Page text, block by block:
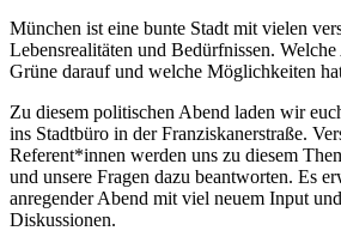
München ist eine bunte Stadt mit vielen
Lebensrealitäten und Bedürfnissen.
Grüne darauf und welche Möglichkeiten
Zu diesem politischen Abend laden wir
ins Stadtbüro in der Franziskanerstraße.
Referent*innen werden uns zu diesem
und unsere Fragen dazu beantworten. Es
anregender Abend mit viel neuem Input
Diskussionen.